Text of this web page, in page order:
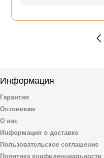
Информация
Гарантия
Оптовикам
О нас
Информация о доставке
Пользовательское соглашение
Политика